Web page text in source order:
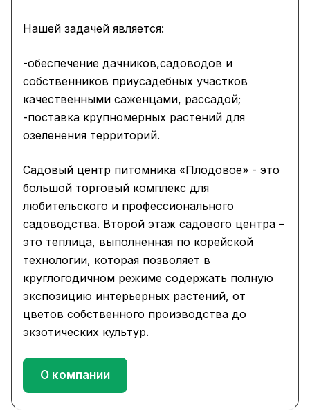
Нашей задачей является:
-обеспечение дачников,садоводов и
собственников приусадебных участков
качественными саженцами, рассадой;
-поставка крупномерных растений для
озеленения территорий.
Садовый центр питомника «Плодовое» - это
большой торговый комплекс для
любительского и профессионального
садоводства. Второй этаж садового центра –
это теплица, выполненная по корейской
технологии, которая позволяет в
круглогодичном режиме содержать полную
экспозицию интерьерных растений, от
цветов собственного производства до
экзотических культур.
О компании